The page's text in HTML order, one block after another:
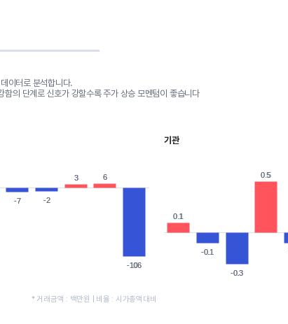
이터로 분석합니다.
의 단계로 신호가 강할수록 주가 상승 모멘텀이 좋습니다
-7
-7 -2
-2
3
3 6
6
-106
-106
* 거래금액 : 백만원 | 비율 : 시가총액대비
기관
0.1
0.1
-0.1
-0.1
-0.3
-0.3
0.5
0.5